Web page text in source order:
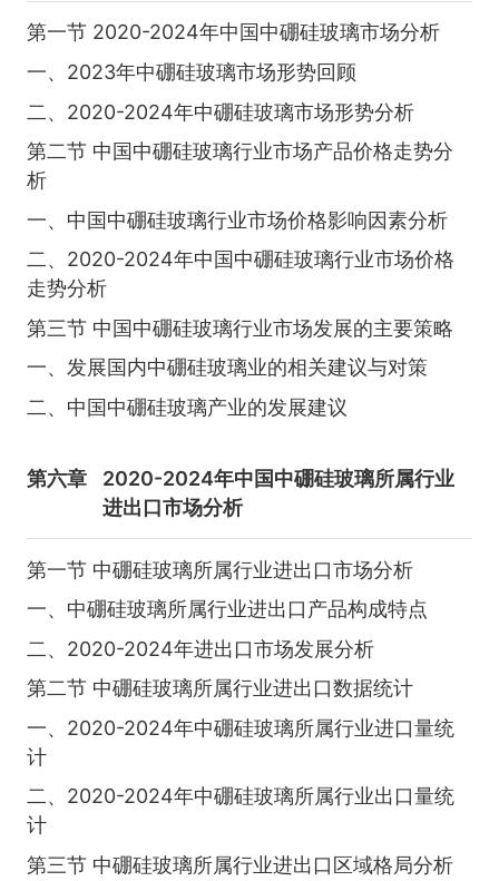
第一节 2020-2024年中国中硼硅玻璃市场分析
一、2023年中硼硅玻璃市场形势回顾
二、2020-2024年中硼硅玻璃市场形势分析
第二节 中国中硼硅玻璃行业市场产品价格走势分
析
一、中国中硼硅玻璃行业市场价格影响因素分析
二、2020-2024年中国中硼硅玻璃行业市场价格
走势分析
第三节 中国中硼硅玻璃行业市场发展的主要策略
一、发展国内中硼硅玻璃业的相关建议与对策
二、中国中硼硅玻璃产业的发展建议
第六章
2020-2024年中国中硼硅玻璃所属行业
进出口市场分析
第一节 中硼硅玻璃所属行业进出口市场分析
一、中硼硅玻璃所属行业进出口产品构成特点
二、2020-2024年进出口市场发展分析
第二节 中硼硅玻璃所属行业进出口数据统计
一、2020-2024年中硼硅玻璃所属行业进口量统
计
二、2020-2024年中硼硅玻璃所属行业出口量统
计
第三节 中硼硅玻璃所属行业进出口区域格局分析